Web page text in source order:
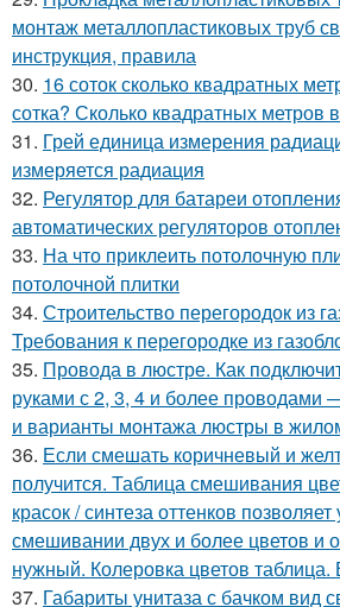
монтаж металлопластиковых труб
инструкция, правила
30. 16 соток сколько квадратных
сотка? Сколько квадратных метров
31. Грей единица измерения
измеряется радиация
32. Регулятор для батареи
автоматических регуляторов
33. На что приклеить потолочную
потолочной плитки
34. Строительство перегородок из
Требования к перегородке из
35. Провода в люстре. Как
руками с 2, 3, 4 и более проводами
и варианты монтажа люстры в
36. Если смешать коричневый и
получится. Таблица смешивания
красок / синтеза оттенков позволяет
смешивании двух и более цветов и
нужный. Колеровка цветов таблица.
37. Габариты унитаза с бачком вид